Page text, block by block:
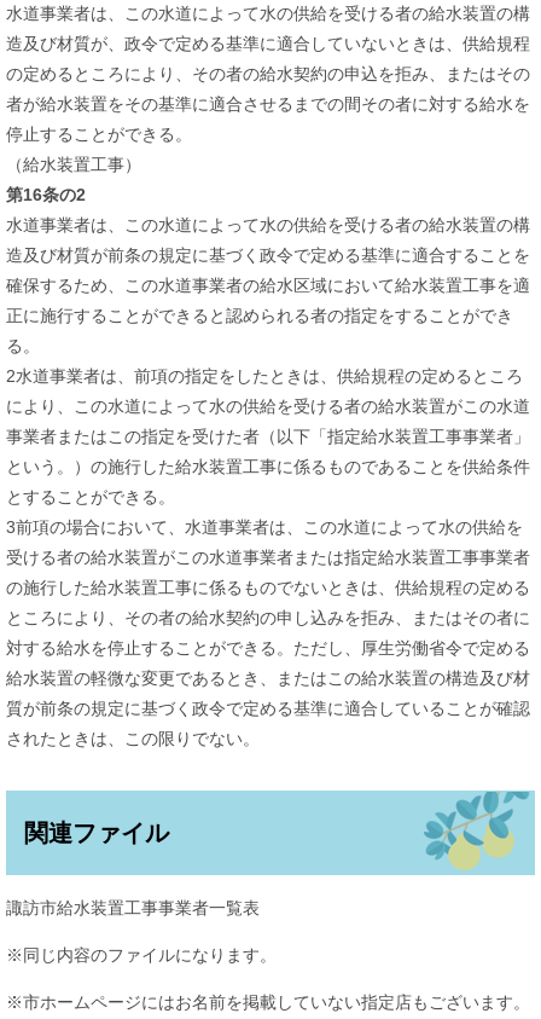
水道事業者は、この水道によって水の供給を受ける者の給水装置の構
造及び材質が、政令で定める基準に適合していないときは、供給規程
の定めるところにより、その者の給水契約の申込を拒み、またはその
者が給水装置をその基準に適合させるまでの間その者に対する給水を
停止することができる。
（給水装置工事）
第16条の2
水道事業者は、この水道によって水の供給を受ける者の給水装置の構
造及び材質が前条の規定に基づく政令で定める基準に適合することを
確保するため、この水道事業者の給水区域において給水装置工事を適
正に施行することができると認められる者の指定をすることができ
る。
2水道事業者は、前項の指定をしたときは、供給規程の定めるところ
により、この水道によって水の供給を受ける者の給水装置がこの水道
事業者またはこの指定を受けた者（以下「指定給水装置工事事業者」
という。）の施行した給水装置工事に係るものであることを供給条件
とすることができる。
3前項の場合において、水道事業者は、この水道によって水の供給を
受ける者の給水装置がこの水道事業者または指定給水装置工事事業者
の施行した給水装置工事に係るものでないときは、供給規程の定める
ところにより、その者の給水契約の申し込みを拒み、またはその者に
対する給水を停止することができる。ただし、厚生労働省令で定める
給水装置の軽微な変更であるとき、またはこの給水装置の構造及び材
質が前条の規定に基づく政令で定める基準に適合していることが確認
されたときは、この限りでない。
関連ファイル
諏訪市給水装置工事事業者一覧表
※同じ内容のファイルになります。
※市ホームページにはお名前を掲載していない指定店もございます。